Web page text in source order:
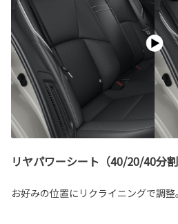
リヤパワーシート（40/20/40分
お好みの位置にリクライニングで調整。